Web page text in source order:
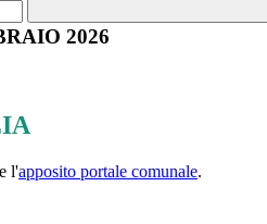
2026
l'apposito portale comunale.